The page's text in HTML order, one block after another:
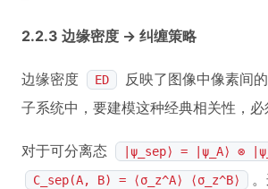
2.2.3 边缘密度 -> 纠缠策略
边缘密度 ED
反映了图像中像素间
子系统中，要建模这种经典相关性，
对于可分离态 |ψ_sep⟩ = |ψ_A⟩ ⊗
C_sep(A, B) = ⟨σ_z^A⟩ ⟨σ_z^B⟩